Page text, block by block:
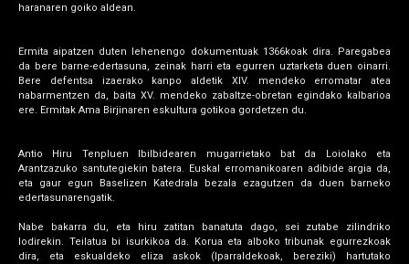
haranaren goiko aldean.
Ermita aipatzen duten lehenengo dokumentuak 1366koak dira. Paregabea
da bere barne-edertasuna, zeinak harri eta egurren uztarketa duen oinarri.
Bere defentsa izaerako kanpo aldetik XIV. mendeko erromatar atea
nabarmentzen da, baita XV. mendeko zabaltze-obretan egindako kalbarioa
ere. Ermitak Ama Birjinaren eskultura gotikoa gordetzen du.
Antio Hiru Tenpluen Ibilbidearen mugarrietako bat da Loiolako eta
Arantzazuko santutegiekin batera. Euskal erromanikoaren adibide argia da,
eta gaur egun Baselizen Katedrala bezala ezagutzen da duen barneko
edertasunarengatik.
Nabe bakarra du, eta hiru zatitan banatuta dago, sei zutabe zilindriko
lodirekin. Teilatua bi isurkikoa da. Korua eta alboko tribunak egurrezkoak
dira, eta eskualdeko eliza askok (Iparraldekoak, bereziki) hartutako